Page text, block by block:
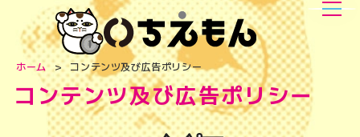
ホーム コンテンツ及び広告ポリシー
コンテンツ及び広告ポリシー